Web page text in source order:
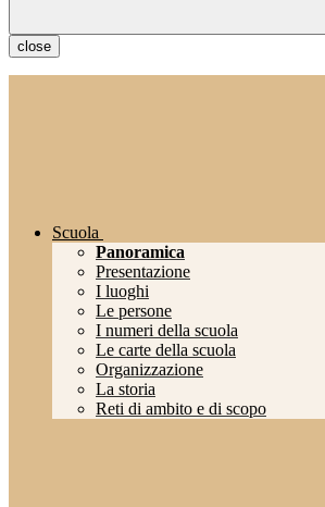
close
Scuola
Panoramica
Presentazione
I luoghi
Le persone
I numeri della scuola
Le carte della scuola
Organizzazione
La storia
Reti di ambito e di scopo